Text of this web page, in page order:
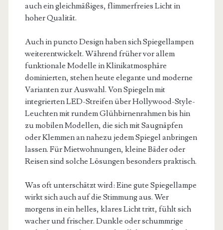
auch ein gleichmäßiges, flimmerfreies Licht in
hoher Qualität.
Auch in puncto Design haben sich Spiegellampen
weiterentwickelt. Während früher vor allem
funktionale Modelle in Klinikatmosphäre
dominierten, stehen heute elegante und moderne
Varianten zur Auswahl. Von Spiegeln mit
integrierten LED-Streifen über Hollywood-Style-
Leuchten mit rundem Glühbirnenrahmen bis hin
zu mobilen Modellen, die sich mit Saugnäpfen
oder Klemmen an nahezu jedem Spiegel anbringen
lassen. Für Mietwohnungen, kleine Bäder oder
Reisen sind solche Lösungen besonders praktisch.
Was oft unterschätzt wird: Eine gute Spiegellampe
wirkt sich auch auf die Stimmung aus. Wer
morgens in ein helles, klares Licht tritt, fühlt sich
wacher und frischer. Dunkle oder schummrige